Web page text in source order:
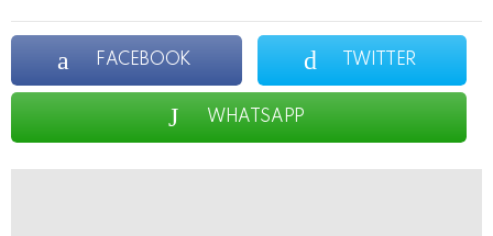
FACEBOOK TWITTER
WHATSAPP